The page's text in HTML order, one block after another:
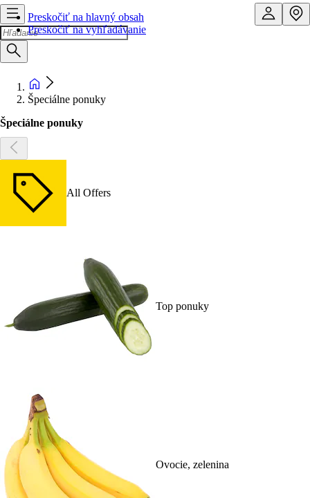
Preskočiť na hlavný obsah
Preskočiť na vyhľadávanie
Špeciálne ponuky
Špeciálne ponuky
All Offers
Top ponuky
Ovocie, zelenina